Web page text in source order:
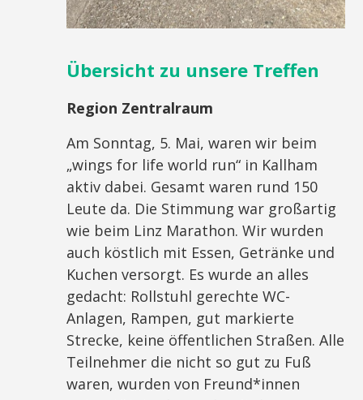
Übersicht zu unsere Treffen
Region Zentralraum
Am Sonntag, 5. Mai, waren wir beim
„wings for life world run“ in Kallham
aktiv dabei. Gesamt waren rund 150
Leute da. Die Stimmung war großartig
wie beim Linz Marathon. Wir wurden
auch köstlich mit Essen, Getränke und
Kuchen versorgt. Es wurde an alles
gedacht: Rollstuhl gerechte WC-
Anlagen, Rampen, gut markierte
Strecke, keine öffentlichen Straßen. Alle
Teilnehmer die nicht so gut zu Fuß
waren, wurden von Freund*innen